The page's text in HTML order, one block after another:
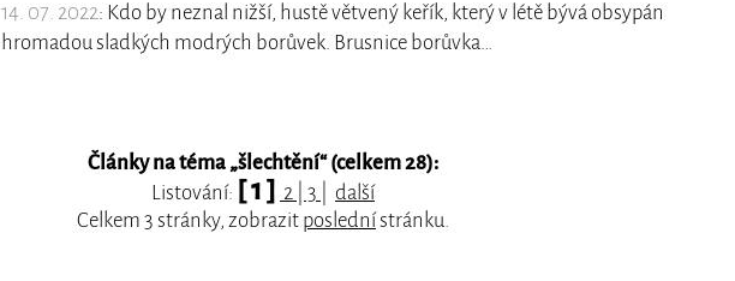
14. 07. 2022: Kdo by neznal nižší, hustě větvený keřík, který v létě bývá obsypán
hromadou sladkých modrých borůvek. Brusnice borůvka…
Články na téma „šlechtění“ (celkem 28):
Listování: [ 1 ] 2 3
další
Celkem 3 stránky, zobrazit poslednístránku.